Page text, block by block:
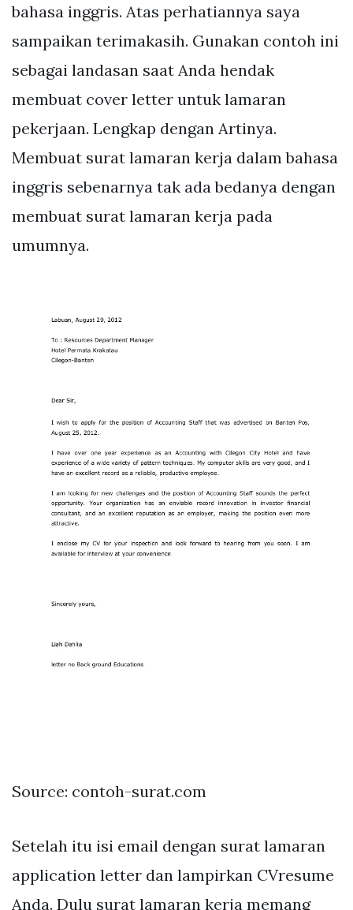
bahasa inggris. Atas perhatiannya saya
sampaikan terimakasih. Gunakan contoh ini
sebagai landasan saat Anda hendak
membuat cover letter untuk lamaran
pekerjaan. Lengkap dengan Artinya.
Membuat surat lamaran kerja dalam bahasa
inggris sebenarnya tak ada bedanya dengan
membuat surat lamaran kerja pada
umumnya.
Source: contoh-surat.com
Setelah itu isi email dengan surat lamaran
application letter dan lampirkan CVresume
Anda. Dulu surat lamaran kerja memang